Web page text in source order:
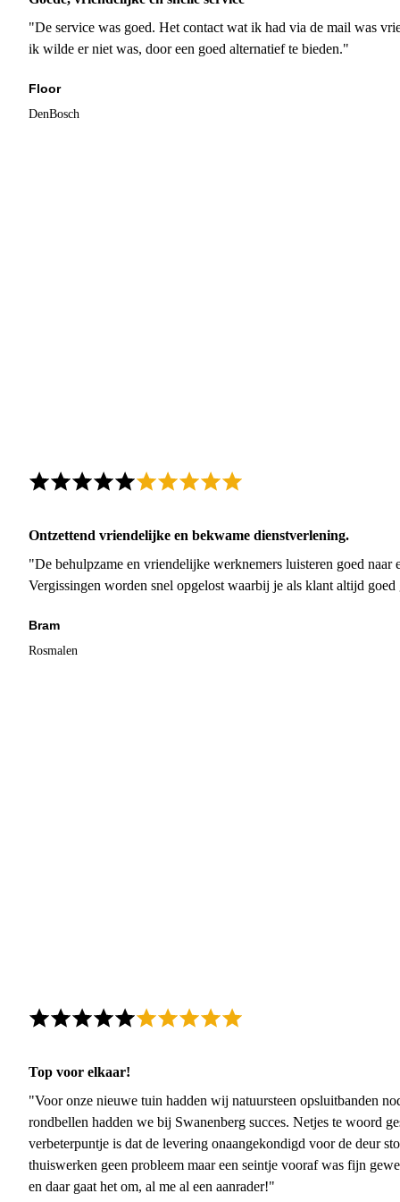
"De service was goed. Het contact wat ik had via de mail was
ik wilde er niet was, door een goed alternatief te bieden."
Floor
DenBosch
Ontzettend vriendelijke en bekwame dienstverlening.
"De behulpzame en vriendelijke werknemers luisteren goed naar
Vergissingen worden snel opgelost waarbij je als klant altijd
Bram
Rosmalen
Top voor elkaar!
"Voor onze nieuwe tuin hadden wij natuursteen opsluitbanden
rondbellen hadden we bij Swanenberg succes. Netjes te woord
verbeterpuntje is dat de levering onaangekondigd voor de deur
thuiswerken geen probleem maar een seintje vooraf was fijn
en daar gaat het om, al me al een aanrader!"